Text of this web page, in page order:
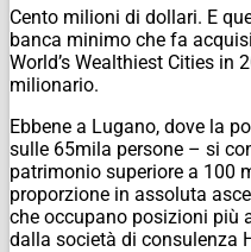
Cento milioni di dollari. E
banca minimo che fa
World’s Wealthiest Cities in
milionario.
Ebbene a Lugano, dove la
sulle 65mila persone – si
patrimonio superiore a 100
proporzione in assoluta
che occupano posizioni più
dalla società di consulenza